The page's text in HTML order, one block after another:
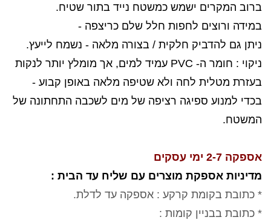
ברוב המקרים ישמש כמשטח נייד בתור שטיח.
במידה ורוצים לחפות חלל שלם כריצפה -
ניתן גם להדביק חלקית / בצורה מלאה - נשמח לייעץ.
ניקוי : חומר ה- PVC עמיד למים, אך מומלץ יותר לנקות
בעזרת מטלית לחה ולא שטיפה מלאה באופן קבוע -
בכדי למנוע ספיגה רציפה של מים לשכבה התחתונה של
המשטח.
אספקה 2-7 ימי עסקים
מדיניות אספקת מוצרים עם שליח עד הבית :
* כתובת בקומת קרקע : אספקה עד לדלת.
* כתובת בבניין קומות :